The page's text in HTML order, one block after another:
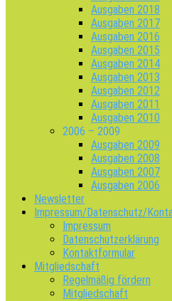
Ausgaben 2018
Ausgaben 2017
Ausgaben 2016
Ausgaben 2015
Ausgaben 2014
Ausgaben 2013
Ausgaben 2012
Ausgaben 2011
Ausgaben 2010
2006 – 2009
Ausgaben 2009
Ausgaben 2008
Ausgaben 2007
Ausgaben 2006
Newsletter
Impressum/Datenschutz/
Impressum
Datenschutzerklärung
Kontaktformular
Mitgliedschaft
Regelmäßig fördern
Mitgliedschaft